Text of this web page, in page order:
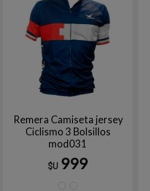
Remera Camiseta jersey
Ciclismo 3 Bolsillos
mod031
$U 999